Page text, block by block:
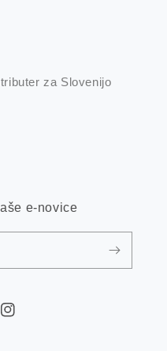
za Slovenijo
e-novice
Instagram